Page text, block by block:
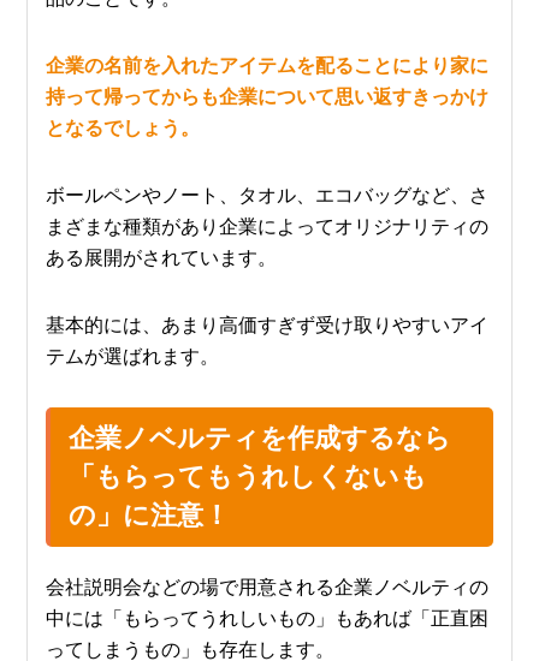
企業の名前を入れたアイテムを配ることにより家に
持って帰ってからも企業について思い返すきっかけ
となるでしょう。
ボールペンやノート、タオル、エコバッグなど、さ
まざまな種類があり企業によってオリジナリティの
ある展開がされています。
基本的には、あまり高価すぎず受け取りやすいアイ
テムが選ばれます。
企業ノベルティを作成するなら
「もらってもうれしくないも
の」に注意！
会社説明会などの場で用意される企業ノベルティの
中には「もらってうれしいもの」もあれば「正直困
ってしまうもの」も存在します。